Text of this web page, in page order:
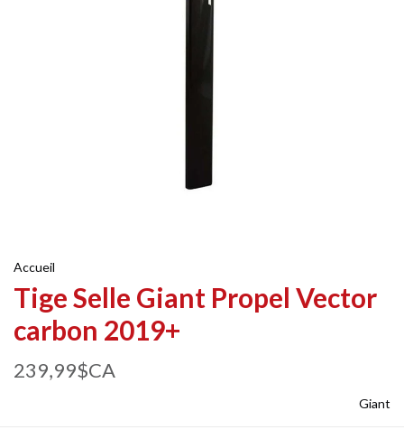
Accueil
Tige Selle Giant Propel Vector
carbon 2019+
239,99$CA
Giant